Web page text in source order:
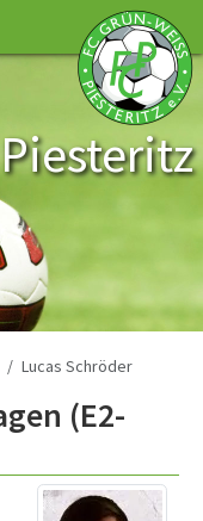
Lucas Schröder
(E2-